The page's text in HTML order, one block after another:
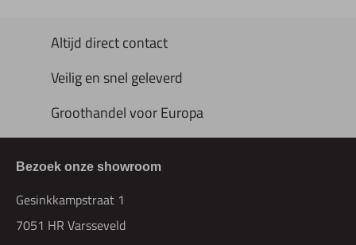
Altijd direct contact
Veilig en snel geleverd
Groothandel voor Europa
Bezoek onze showroom
Gesinkkampstraat 1
7051 HR Varsseveld